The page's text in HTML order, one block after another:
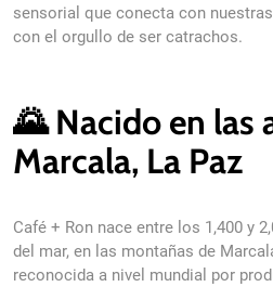
sensorial que conecta con
con el orgullo de ser catrachos.
🌄 Nacido en las
Marcala, La Paz
Café + Ron nace entre los 1,400 y
del mar, en las montañas de
reconocida a nivel mundial por